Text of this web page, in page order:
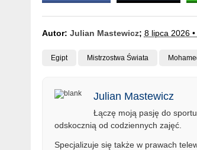
Autor: Julian Mastewicz; 8 lipca 2026 •
Egipt Mistrzostwa Świata
Julian Mastewicz
Łączę moją pasję do
odskocznią od codziennych zajęć.
Specjalizuje się także w prawach